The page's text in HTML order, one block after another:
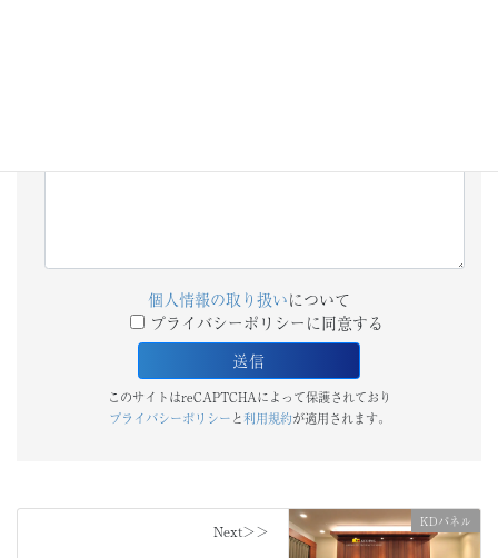
個人情報の取り扱いについて
プライバシーポリシーに同意する
このサイトはreCAPTCHAによって保護されており
プライバシーポリシーと利用規約が適用されます。
KDパネル
Next＞＞